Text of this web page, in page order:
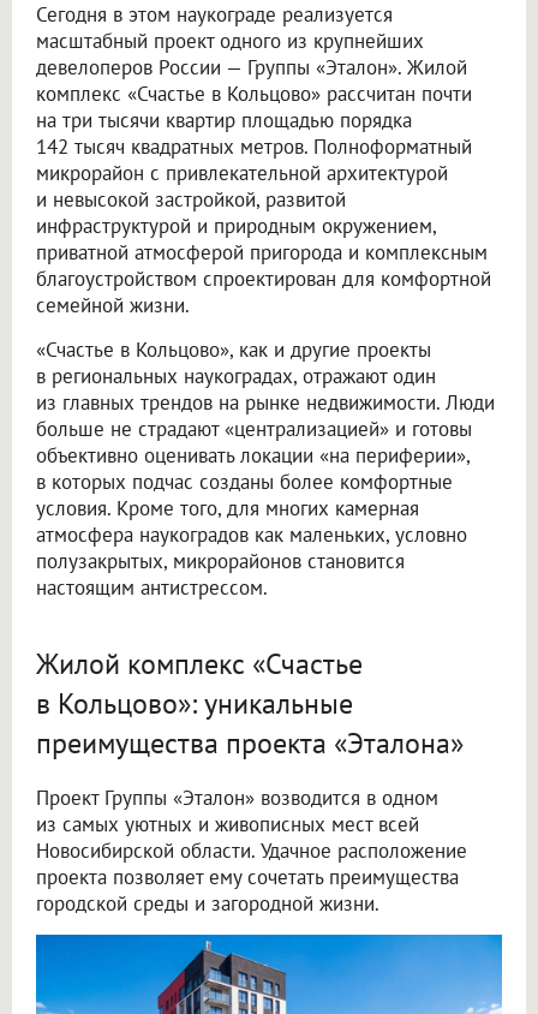
Сегодня в этом наукограде реализуется
масштабный проект одного из крупнейших
девелоперов России — Группы «Эталон». Жилой
комплекс «Счастье в Кольцово» рассчитан почти
на три тысячи квартир площадью порядка
142 тысяч квадратных метров. Полноформатный
микрорайон с привлекательной архитектурой
и невысокой застройкой, развитой
инфраструктурой и природным окружением,
приватной атмосферой пригорода и комплексным
благоустройством спроектирован для комфортной
семейной жизни.
«Счастье в Кольцово», как и другие проекты
в региональных наукоградах, отражают один
из главных трендов на рынке недвижимости. Люди
больше не страдают «централизацией» и готовы
объективно оценивать локации «на периферии»,
в которых подчас созданы более комфортные
условия. Кроме того, для многих камерная
атмосфера наукоградов как маленьких, условно
полузакрытых, микрорайонов становится
настоящим антистрессом.
Жилой комплекс «Счастье
в Кольцово»: уникальные
преимущества проекта «Эталона»
Проект Группы «Эталон» возводится в одном
из самых уютных и живописных мест всей
Новосибирской области. Удачное расположение
проекта позволяет ему сочетать преимущества
городской среды и загородной жизни.